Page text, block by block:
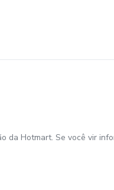
da Hotmart. Se você vir